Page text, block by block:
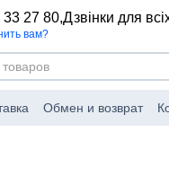
27 80,Дзвінки для
вам?
Обмен и возврат